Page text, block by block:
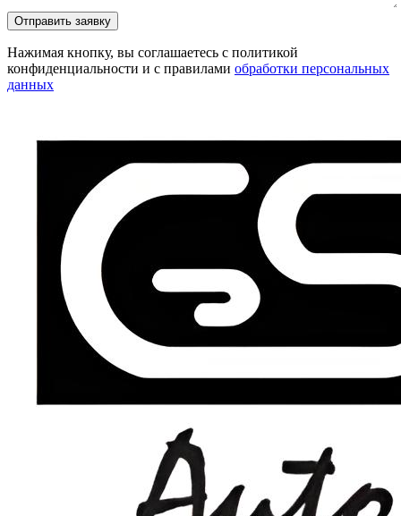
Отправить заявку
Нажимая кнопку, вы соглашаетесь с политикой
конфиденциальности и с правилами обработки персональных
данных